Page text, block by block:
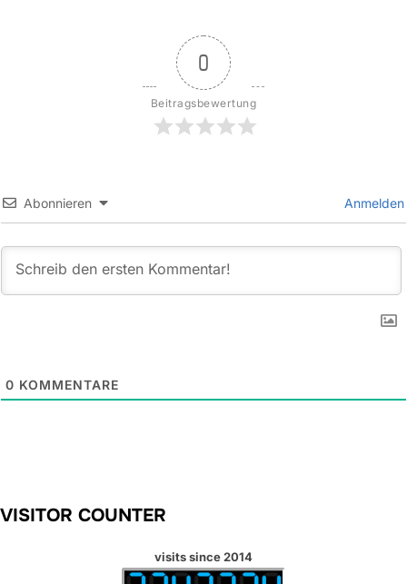
0
Beitragsbewertung
Abonnieren Anmelden
0 KOMMENTARE
VISITOR COUNTER
visits since 2014